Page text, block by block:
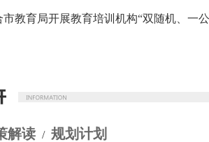
教育局开展教育培训机构“双随机、一
解读 / 规划计划